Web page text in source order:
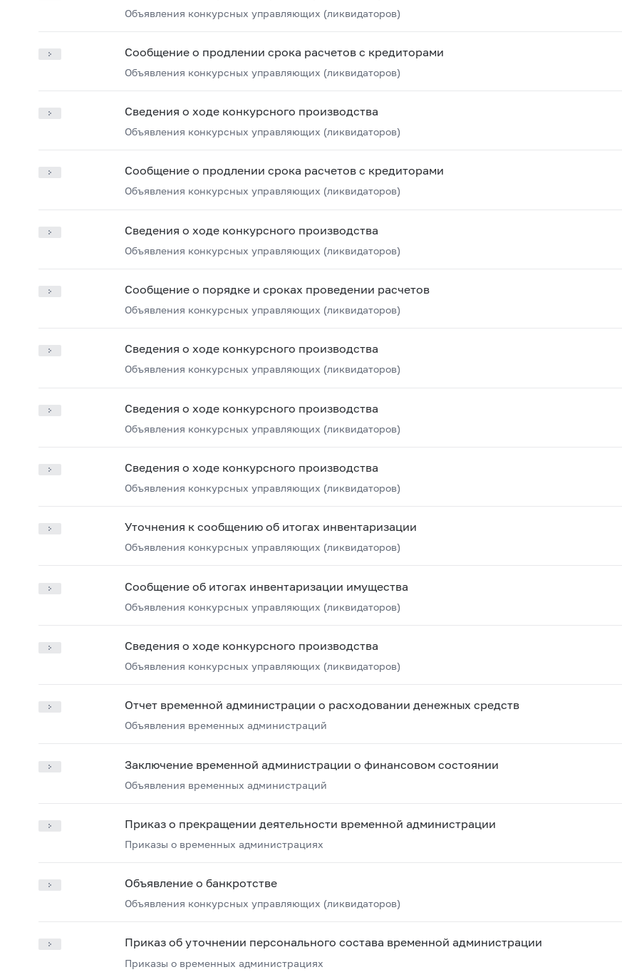
Объявления конкурсных управляющих (ликвидаторов)
Сообщение о продлении срока расчетов с кредиторами
Объявления конкурсных управляющих (ликвидаторов)
Сведения о ходе конкурсного производства
Объявления конкурсных управляющих (ликвидаторов)
Сообщение о продлении срока расчетов с кредиторами
Объявления конкурсных управляющих (ликвидаторов)
Сведения о ходе конкурсного производства
Объявления конкурсных управляющих (ликвидаторов)
Сообщение о порядке и сроках проведении расчетов
Объявления конкурсных управляющих (ликвидаторов)
Сведения о ходе конкурсного производства
Объявления конкурсных управляющих (ликвидаторов)
Сведения о ходе конкурсного производства
Объявления конкурсных управляющих (ликвидаторов)
Сведения о ходе конкурсного производства
Объявления конкурсных управляющих (ликвидаторов)
Уточнения к сообщению об итогах инвентаризации
Объявления конкурсных управляющих (ликвидаторов)
Сообщение об итогах инвентаризации имущества
Объявления конкурсных управляющих (ликвидаторов)
Сведения о ходе конкурсного производства
Объявления конкурсных управляющих (ликвидаторов)
Отчет временной администрации о расходовании денежных средств
Объявления временных администраций
Заключение временной администрации о финансовом состоянии
Объявления временных администраций
Приказ о прекращении деятельности временной администрации
Приказы о временных администрациях
Объявление о банкротстве
Объявления конкурсных управляющих (ликвидаторов)
Приказ об уточнении персонального состава временной администрации
Приказы о временных администрациях